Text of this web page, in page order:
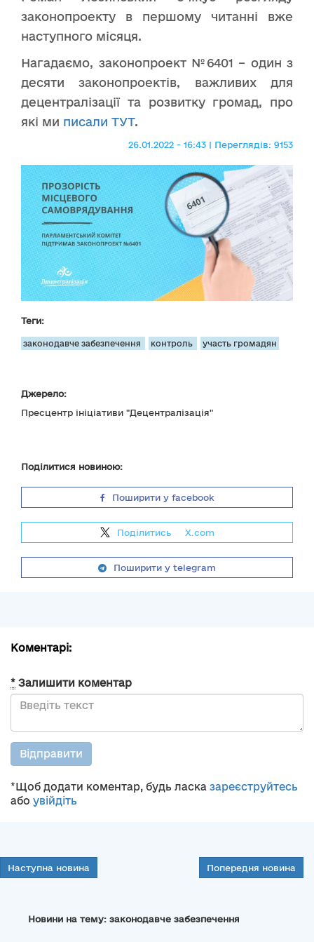
законопроекту в першому читанні вже
наступного місяця.
Нагадаємо, законопроект №6401 – один з
десяти законопроектів, важливих для
децентралізації та розвитку громад, про
які ми писали ТУТ.
26.01.2022 - 16:43 | Переглядів: 9153
Теги:
законодавче забезпечення контроль участь громадян
Джерело:
Пресцентр ініціативи "Децентралізація"
Поділитися новиною:
Поширити у facebook
Поділитись X.com
Поширити у telegram
Коментарі:
* Залишити коментар
Відправити
*Щоб додати коментар, будь ласка зареєструйтесь
або увійдіть
Наступна новина Попередня новина
Новини на тему: законодавче забезпечення